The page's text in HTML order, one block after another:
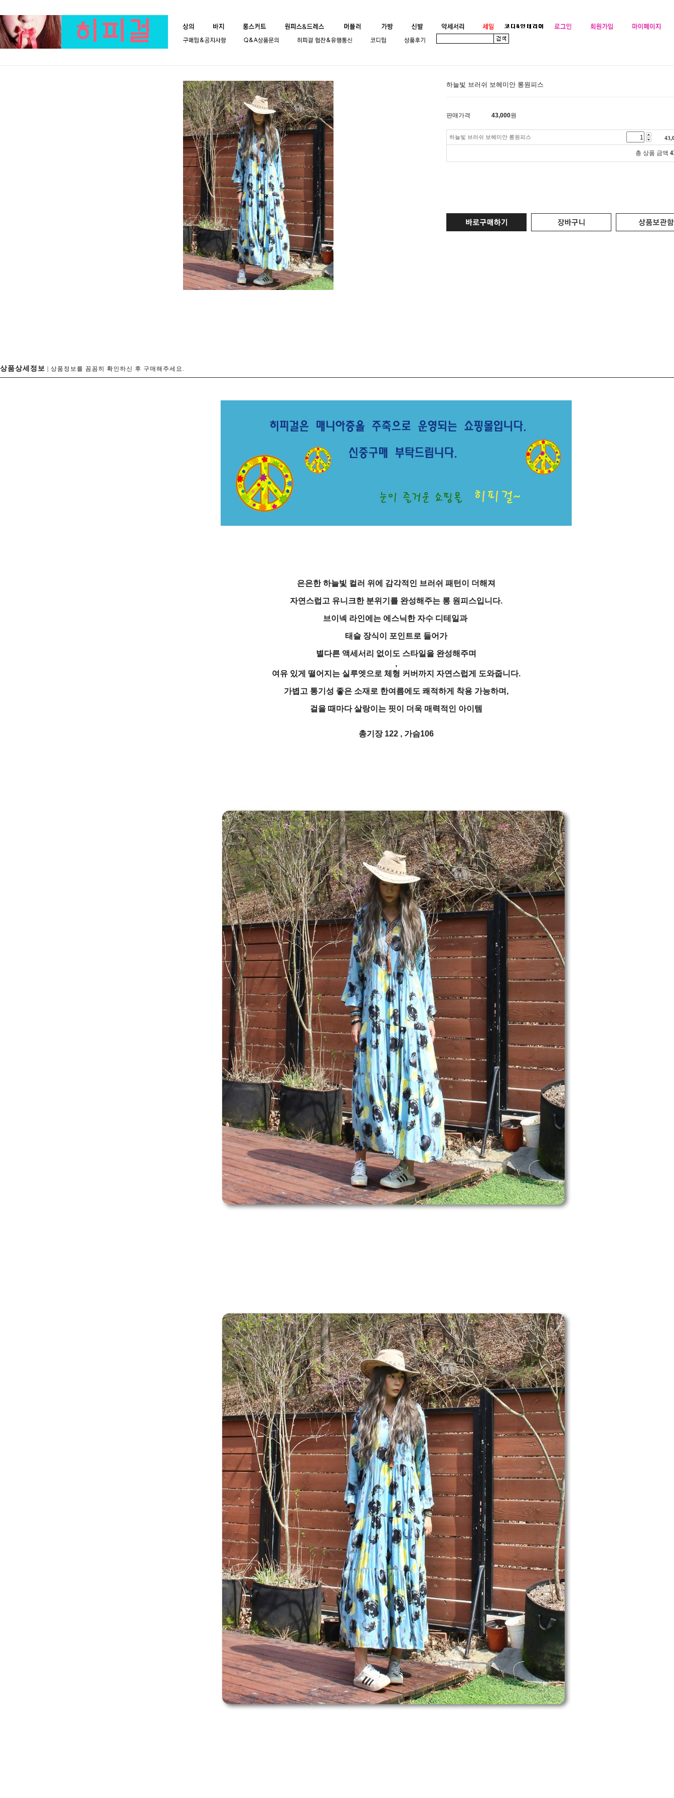
하늘빛 브러쉬 보헤미안 롱원피스
판매가격 43,000원
하늘빛 브러쉬 보헤미안 롱원피스
총 상품 금액
상품상세정보 | 상품정보를 꼼꼼히 확인하신 후 구매해주세요.
은은한 하늘빛 컬러 위에 감각적인 브러쉬 패턴이 더해져
자연스럽고 유니크한 분위기를 완성해주는 롱 원피스입니다.
브이넥 라인에는 에스닉한 자수 디테일과
태슬 장식이 포인트로 들어가
별다른 액세서리 없이도 스타일을 완성해주며
,
여유 있게 떨어지는 실루엣으로 체형 커버까지 자연스럽게 도와줍니다.
가볍고 통기성 좋은 소재로 한여름에도 쾌적하게 착용 가능하며,
걸을 때마다 살랑이는 핏이 더욱 매력적인 아이템
총기장 122 , 가슴106